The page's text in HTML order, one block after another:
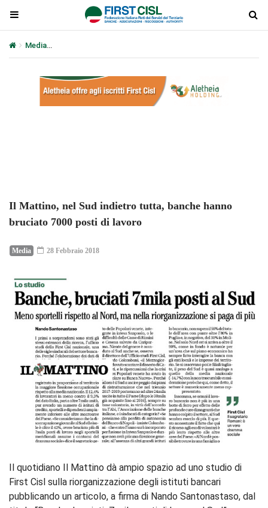
Media
Il Mattino, nel Sud indietro tutta, banche hanno
bruciato 7000 posti di lavoro
Media 28 Febbraio 2018
Il quotidiano Il Mattino dà ampio spazio ad uno studio di
First Cisl sulla riorganizzazione degli istituti bancari
pubblicando un articolo, a firma di Nando Santonastaso, dal